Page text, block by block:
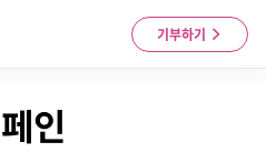
기부하기
인